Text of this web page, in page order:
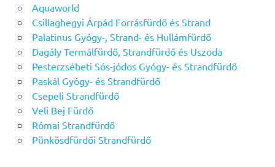
Aquaworld
Csillaghegyi Árpád Forrásfürdő és Strand
Palatinus Gyógy-, Strand- és Hullámfürdő
Dagály Termálfürdő, Strandfürdő és Uszoda
Pesterzsébeti Sós-jódos Gyógy- és Strandfürdő
Paskál Gyógy- és Strandfürdő
Csepeli Strandfürdő
Veli Bej Fürdő
Római Strandfürdő
Pünkösdfürdői Strandfürdő